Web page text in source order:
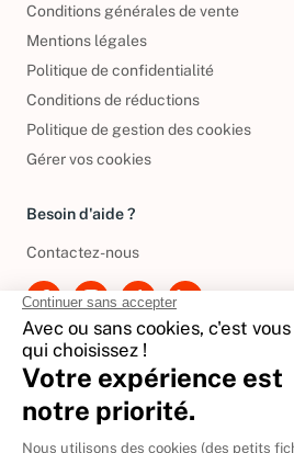
Conditions générales de vente
Mentions légales
Politique de confidentialité
Conditions de réductions
Politique de gestion des cookies
Gérer vos cookies
Besoin d'aide ?
Contactez-nous
International
🇪🇸 Espagne
🇩🇪Allemagne